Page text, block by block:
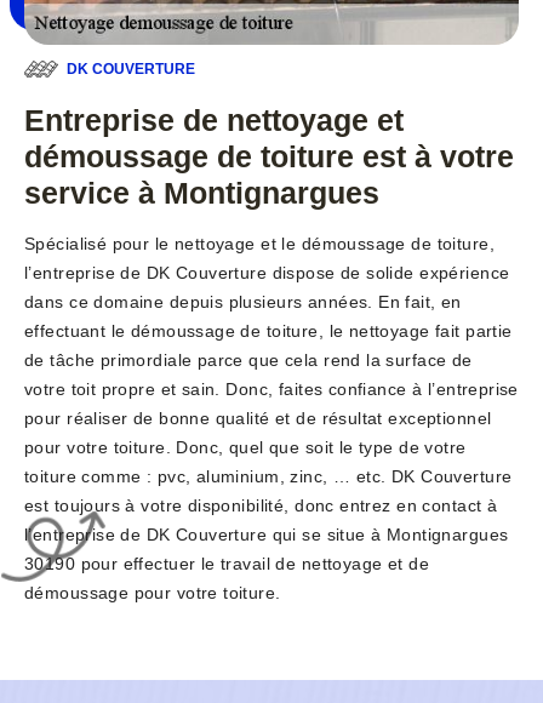
DK COUVERTURE
Entreprise de nettoyage et
démoussage de toiture est à votre
service à Montignargues
Spécialisé pour le nettoyage et le démoussage de toiture,
l’entreprise de DK Couverture dispose de solide expérience
dans ce domaine depuis plusieurs années. En fait, en
effectuant le démoussage de toiture, le nettoyage fait partie
de tâche primordiale parce que cela rend la surface de
votre toit propre et sain. Donc, faites confiance à l’entreprise
pour réaliser de bonne qualité et de résultat exceptionnel
pour votre toiture. Donc, quel que soit le type de votre
toiture comme : pvc, aluminium, zinc, … etc. DK Couverture
est toujours à votre disponibilité, donc entrez en contact à
l’entreprise de DK Couverture qui se situe à Montignargues
30190 pour effectuer le travail de nettoyage et de
démoussage pour votre toiture.